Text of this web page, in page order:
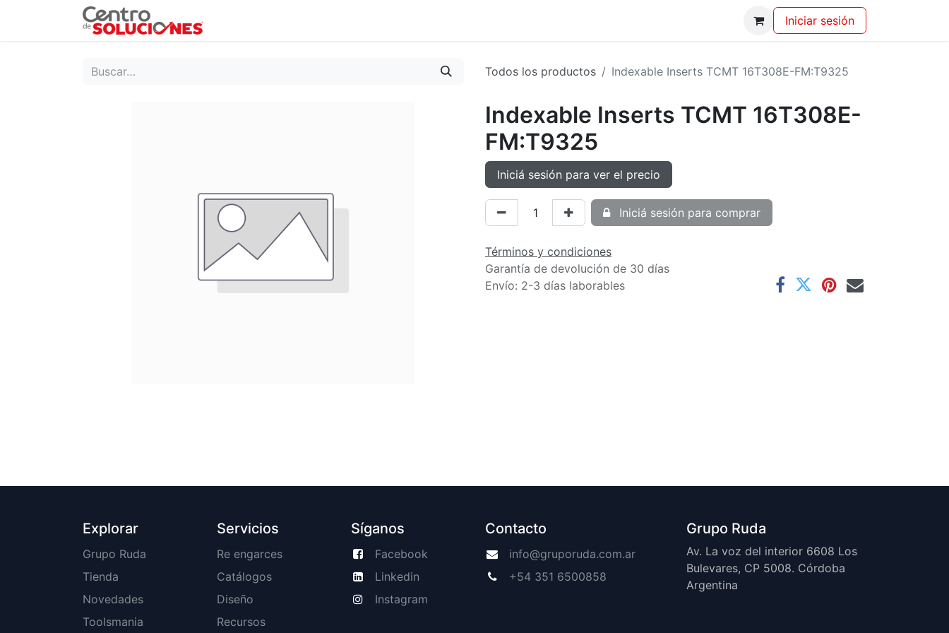
Iniciar sesión
Todos los productos Indexable Inserts TCMT 16T308E-FM:T9325
Indexable Inserts TCMT 16T308E-
FM:T9325
Iniciá sesión para ver el precio
Iniciá sesión para comprar
Términos y condiciones
Garantía de devolución de 30 días
Envío: 2-3 días laborables
Explorar
Grupo Ruda
Tienda
Novedades
Toolsmania
Servicios
Re engarces
Catálogos
Diseño
Recursos
Síganos
Facebook
Linkedin
Instagram
Contacto
info@gruporuda.com.ar
+54 351 6500858
Grupo Ruda
Av. La voz del interior 6608 Los
Bulevares, CP 5008. Córdoba
Argentina